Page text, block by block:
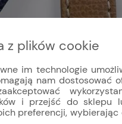
. Oferowany pasek
jakość wykonania.
z plików cookie
im technologie
nam dostosować
i przejść do sklepu
preferencji, wybierając